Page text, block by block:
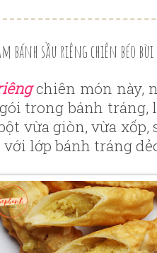
bánh sầu riêng chiên béo
chiên món này,
trong bánh tráng,
vừa giòn, vừa
lớp bánh tráng